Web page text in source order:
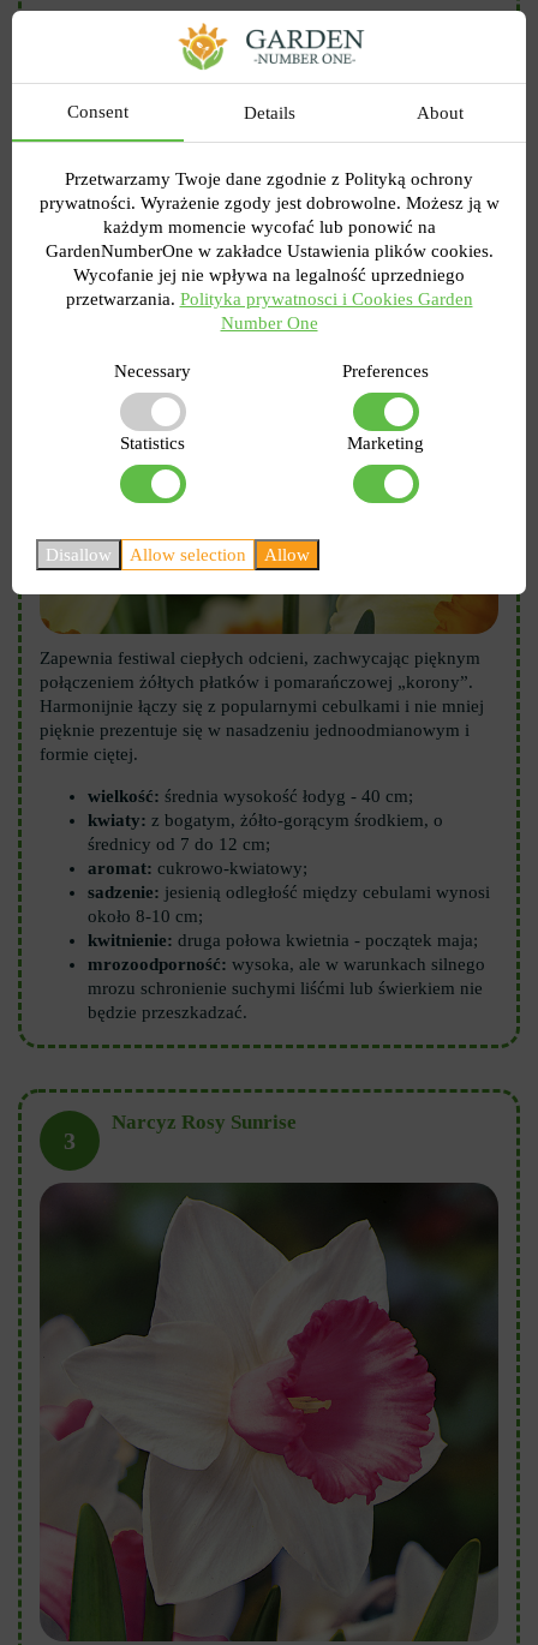
2
Narcyz Fortissimo
Zapewnia festiwal ciepłych odcieni, zachwycając pięknym
połączeniem żółtych płatków i pomarańczowej „korony”.
Harmonijnie łączy się z popularnymi cebulkami i nie mniej
pięknie prezentuje się w nasadzeniu jednoodmianowym i
formie ciętej.
wielkość: średnia wysokość łodyg - 40 cm;
kwiaty: z bogatym, żółto-gorącym środkiem, o
średnicy od 7 do 12 cm;
aromat: cukrowo-kwiatowy;
sadzenie: jesienią odległość między cebulami wynosi
około 8-10 cm;
kwitnienie: druga połowa kwietnia - początek maja;
mrozoodporność: wysoka, ale w warunkach silnego
mrozu schronienie suchymi liśćmi lub świerkiem nie
będzie przeszkadzać.
3
Narcyz Rosy Sunrise
Consent Details About
Przetwarzamy Twoje dane zgodnie z Polityką ochrony
prywatności. Wyrażenie zgody jest dobrowolne. Możesz ją w
każdym momencie wycofać lub ponowić na
GardenNumberOne w zakładce Ustawienia plików cookies.
Wycofanie jej nie wpływa na legalność uprzedniego
przetwarzania. Polityka prywatnosci i Cookies Garden
Number One
Necessary Preferences
Statistics Marketing
Disallow Allow selection Allow